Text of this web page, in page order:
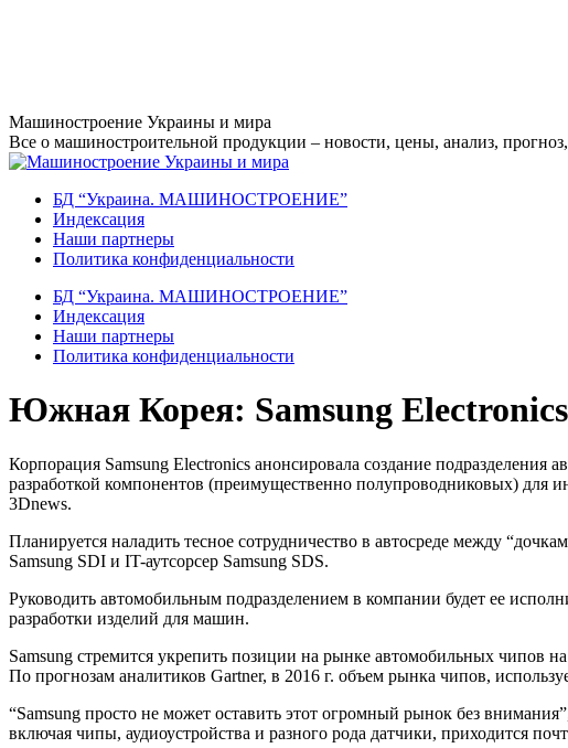
Перейти
к
содержанию
Машиностроение Украины и мира
Все о машиностроительной продукции – новости, цены, анализ, прогноз,
БД “Украина. МАШИНОСТРОЕНИЕ”
Индекcация
Наши партнеры
Политика конфиденциальности
БД “Украина. МАШИНОСТРОЕНИЕ”
Индекcация
Наши партнеры
Политика конфиденциальности
Южная Корея: Samsung Electronics
Корпорация Samsung Electronics анонсировала создание подразделения
разработкой компонентов (преимущественно полупроводниковых) для
3Dnews.
Планируется наладить тесное сотрудничество в автосреде между
Samsung SDI и IT-аутсорсер Samsung SDS.
Руководить автомобильным подразделением в компании будет ее
разработки изделий для машин.
Samsung стремится укрепить позиции на рынке автомобильных чипов
По прогнозам аналитиков Gartner, в 2016 г. объем рынка чипов,
“Samsung просто не может оставить этот огромный рынок без
включая чипы, аудиоустройства и разного рода датчики, приходится